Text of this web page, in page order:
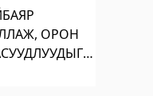
ОРОН
ҮЗҮҮЛЭХЭЭ